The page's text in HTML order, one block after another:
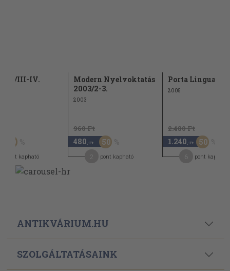
III-IV.
50
pont kapható
Modern Nyelvoktatás
2003/2-3.
2003
960 Ft
480 ,-Ft 50
pont kapható
Porta Lingua
2005
2.480 Ft
1.240 ,-Ft 50
pont kapható
ANTIKVÁRIUM.HU
SZOLGÁLTATÁSAINK